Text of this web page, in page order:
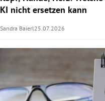
KI nicht ersetzen kann
Sandra Baierl 25.07.2026